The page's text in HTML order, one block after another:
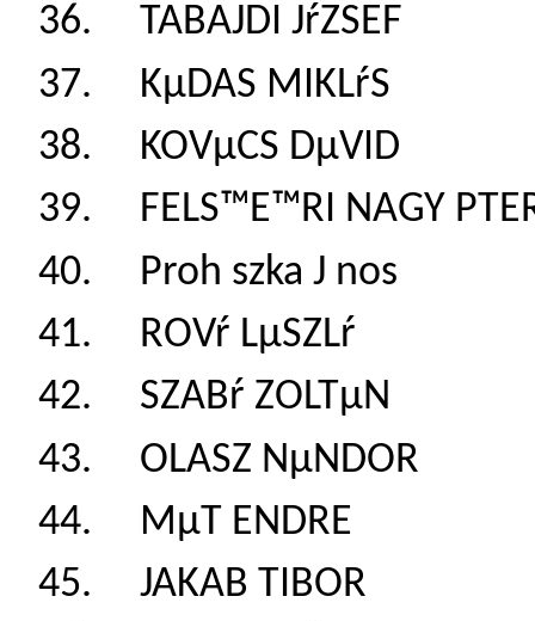
36. TABAJDI
37. KµDAS
38. KOVµCS
39. FELS™E™RI
40. Proh szka J
41. ROVŕ
42. SZABŕ
43. OLASZ
44. MµT
45. JAKAB